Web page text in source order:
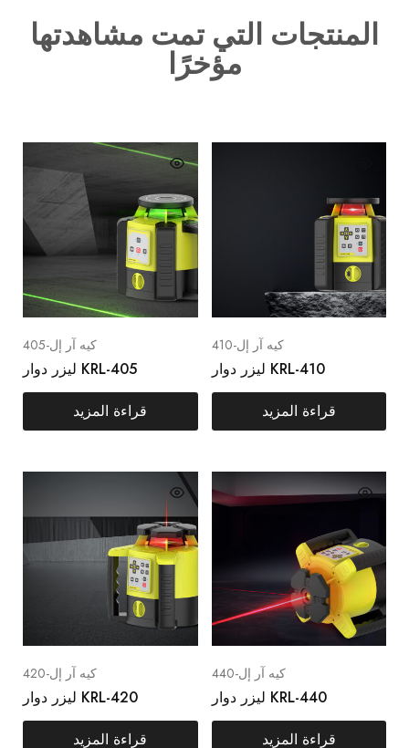
المنتجات التي تمت مشاهدتها
مؤخرًا
كيه آر إل-405
ليزر دوار KRL-405
قراءة المزيد
كيه آر إل-410
ليزر دوار KRL-410
قراءة المزيد
كيه آر إل-420
ليزر دوار KRL-420
قراءة المزيد
كيه آر إل-440
ليزر دوار KRL-440
قراءة المزيد